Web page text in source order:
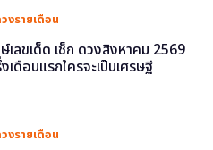
งรายเดือน
เลขเด็ด เช็ก ดวงสิงหาคม 2569
เดือนแรกใครจะเป็นเศรษฐี
งรายเดือน